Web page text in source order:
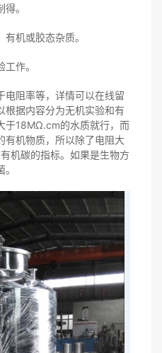
。
机或胶态杂质。
作。
电阻率等，详情可以在线留
根据内容分为无机实验和有
于18MΩ.cm的水质就行，而
有机物质，所以除了电阻大
机碳的指标。如果是生物方